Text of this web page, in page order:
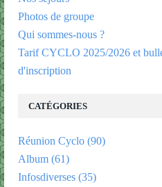
Photos de groupe
Qui sommes-nous ?
Tarif CYCLO 2025/2026 et
d'inscription
CATÉGORIES
Réunion Cyclo (90)
Album (61)
Infosdiverses (35)